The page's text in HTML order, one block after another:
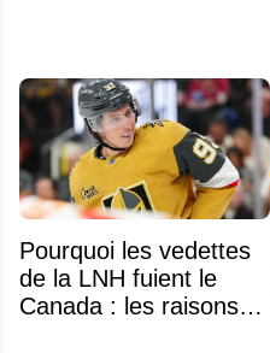
Pourquoi les vedettes
de la LNH fuient le
Canada : les raisons